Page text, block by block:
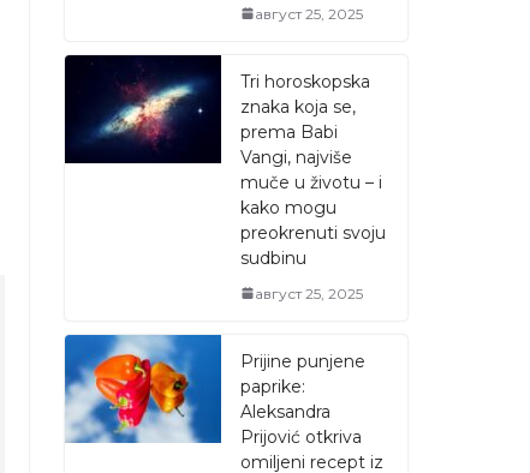
август 25, 2025
Tri horoskopska
znaka koja se,
prema Babi
Vangi, najviše
muče u životu – i
kako mogu
preokrenuti svoju
sudbinu
август 25, 2025
Prijine punjene
paprike:
Aleksandra
Prijović otkriva
omiljeni recept iz